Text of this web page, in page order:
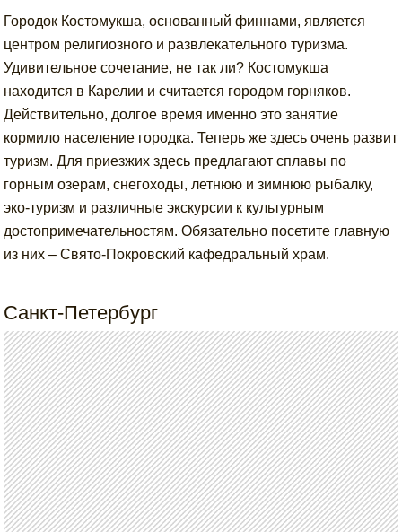
Городок Костомукша, основанный финнами, является
центром религиозного и развлекательного туризма.
Удивительное сочетание, не так ли? Костомукша
находится в Карелии и считается городом горняков.
Действительно, долгое время именно это занятие
кормило население городка. Теперь же здесь очень развит
туризм. Для приезжих здесь предлагают сплавы по
горным озерам, снегоходы, летнюю и зимнюю рыбалку,
эко-туризм и различные экскурсии к культурным
достопримечательностям. Обязательно посетите главную
из них – Свято-Покровский кафедральный храм.
Санкт-Петербург